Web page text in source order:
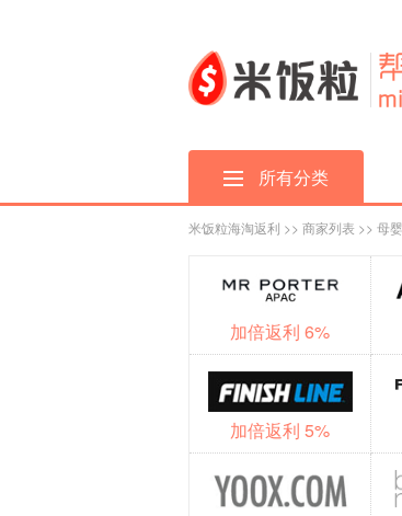
所有分类
米饭粒海淘返利 >> 商家列表 >> 母
加倍返利 6%
加倍返利 5%